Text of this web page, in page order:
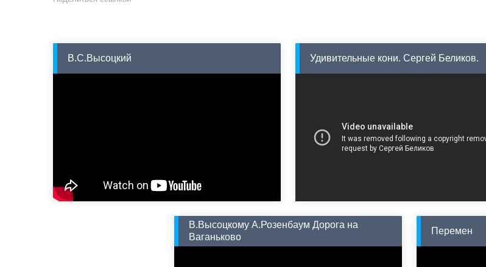
В.С.Высоцкий Удивительные кони. Сергей Беликов.
В.Высоцкому А.Розенбаум Дорога на
Ваганьково
Перемен